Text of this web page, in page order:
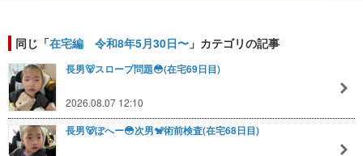
同じ「在宅編 令和8年5月30日〜 」カテゴリの記事
長男🐻スロープ問題😳(在宅69日目)
2026.08.07 12:10
長男🐻ぽへー😳次男🐒術前検査(在宅68日目)